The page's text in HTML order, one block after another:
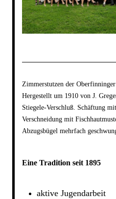
Zimmerstutzen der
Hergestellt um 1910 von J.
Stiegele-Verschluß. Schäftung
Verschneidung mit
Abzugsbügel mehrfach
Eine Tradition seit 1895
aktive Jugendarbeit